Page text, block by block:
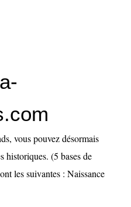
vous pouvez désormais
historiques. (5 bases de
les suivantes : Naissance